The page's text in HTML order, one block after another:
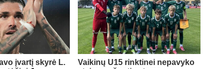
įvartį skyrė L.
Vaikinų U15 rinktinei nepavyko